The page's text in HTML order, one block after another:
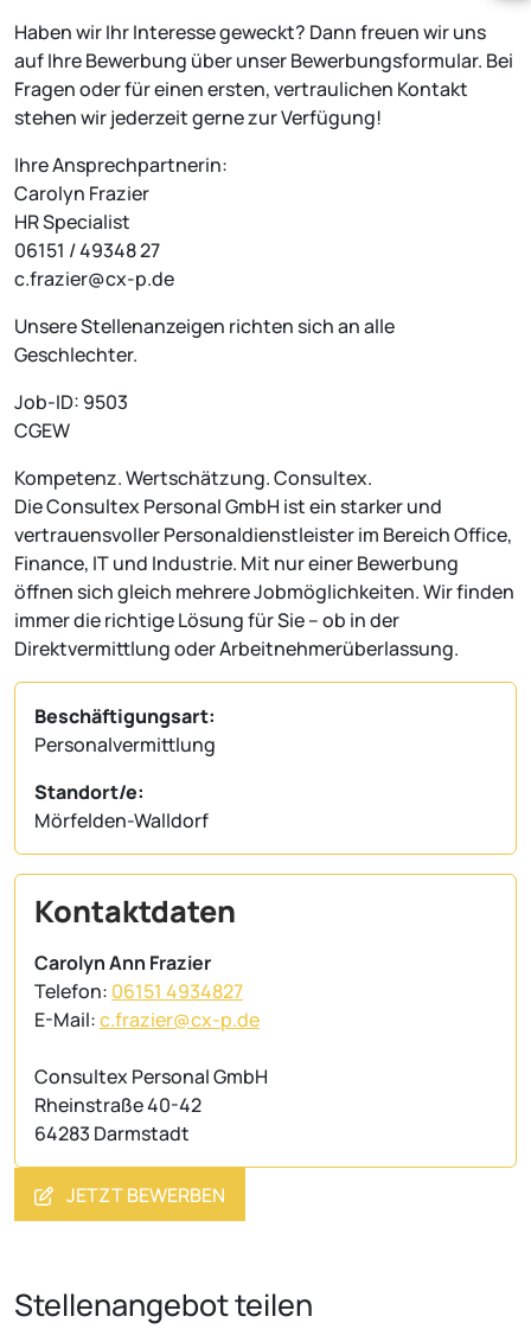
Haben wir Ihr Interesse geweckt? Dann freuen wir uns
auf Ihre Bewerbung über unser Bewerbungsformular. Bei
Fragen oder für einen ersten, vertraulichen Kontakt
stehen wir jederzeit gerne zur Verfügung!
Ihre Ansprechpartnerin:
Carolyn Frazier
HR Specialist
06151 / 49348 27
c.frazier@cx-p.de
Unsere Stellenanzeigen richten sich an alle
Geschlechter.
Job-ID: 9503
CGEW
Kompetenz. Wertschätzung. Consultex.
Die Consultex Personal GmbH ist ein starker und
vertrauensvoller Personaldienstleister im Bereich Office,
Finance, IT und Industrie. Mit nur einer Bewerbung
öffnen sich gleich mehrere Jobmöglichkeiten. Wir finden
immer die richtige Lösung für Sie – ob in der
Direktvermittlung oder Arbeitnehmerüberlassung.
Beschäftigungsart:
Personalvermittlung
Standort/e:
Mörfelden-Walldorf
Kontaktdaten
Carolyn Ann Frazier
Telefon: 06151 4934827
E-Mail:c.frazier@cx-p.de
Consultex Personal GmbH
Rheinstraße 40-42
64283 Darmstadt
JETZT BEWERBEN
Stellenangebot teilen